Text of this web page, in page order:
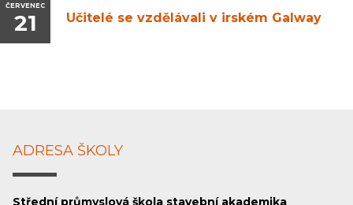
ČERVENEC
21 Učitelé se vzdělávali v irském Galway
ADRESA ŠKOLY
Střední průmyslová škola stavební akademika